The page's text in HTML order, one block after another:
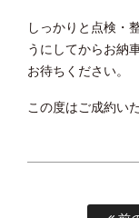
しっかりと点検・
うにしてからお納
お待ちください。
この度はご成約い